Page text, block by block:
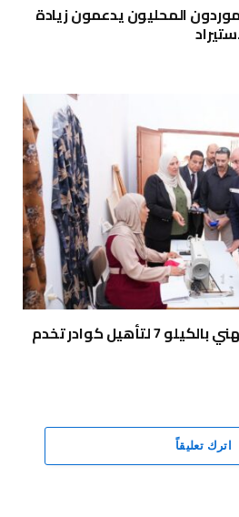
المحليون يدعمون زيادة
تطوير مركز التدريب المهني بالكيلو 7 لتأهيل كوادر تخدم
اترك تعليقاً